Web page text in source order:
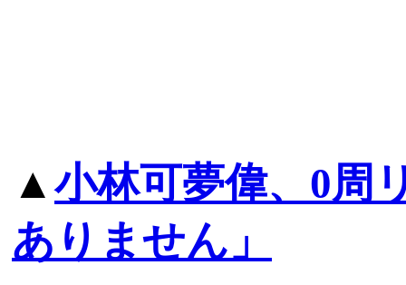
▲小林可夢偉、0周
ありません」